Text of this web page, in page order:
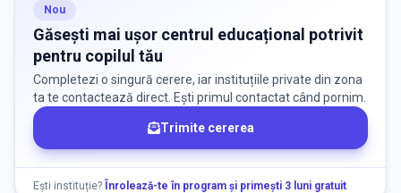
Nu există informații despre locuri libere
Nou
Găsești mai ușor centrul educațional potrivit
pentru copilul tău
Completezi o singură cerere, iar instituțiile private din zona
ta te contactează direct. Ești primul contactat când pornim.
Trimite cererea
Ești instituție? Înrolează-te în program și primești 3 luni gratuit.